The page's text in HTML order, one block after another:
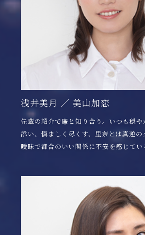
浅井美月 ／ 美山加恋
先輩の紹介で廉と知り合う。いつも穏や
添い、慎ましく尽くす、里奈とは真逆の
曖昧で都合のいい関係に不安を感じてい